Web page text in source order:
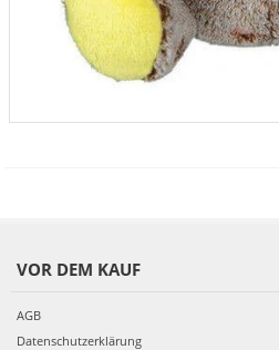
VOR DEM KAUF
AGB
Datenschutzerklärung